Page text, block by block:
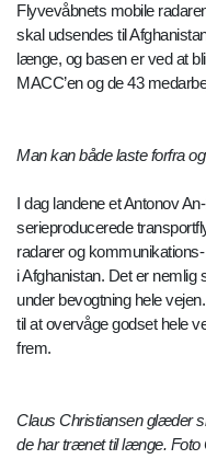
Flyvevåbnets mobile
skal udsendes til
længe, og basen er ved at
MACC’en og de 43
Man kan både laste forfra
I dag landene et Antonov
serieproducerede
radarer og
i Afghanistan. Det er
under bevogtning hele
til at overvåge godset hele
frem.
Claus Christiansen glæder
de har trænet til længe. Foto